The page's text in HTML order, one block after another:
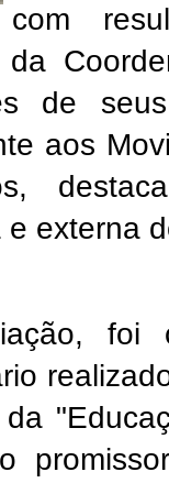
com
da
de
aos
externa
foi